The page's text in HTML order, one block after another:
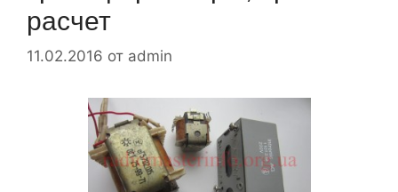
расчет
11.02.2016 от admin